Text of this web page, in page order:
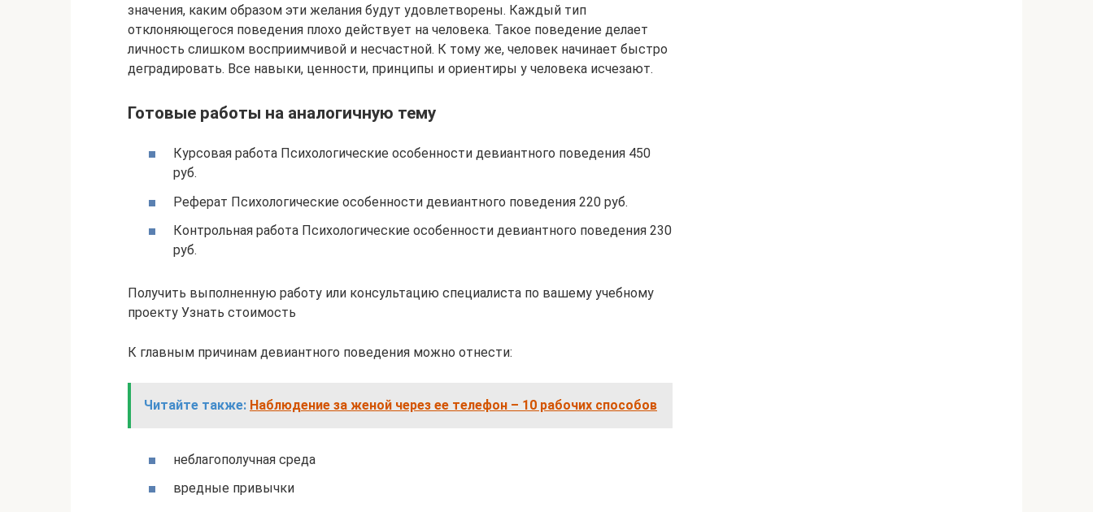
значения, каким образом эти желания будут удовлетворены. Каждый тип
отклоняющегося поведения плохо действует на человека. Такое поведение делает
личность слишком восприимчивой и несчастной. К тому же, человек начинает быстро
деградировать. Все навыки, ценности, принципы и ориентиры у человека исчезают.
Готовые работы на аналогичную тему
Курсовая работа Психологические особенности девиантного поведения 450
руб.
Реферат Психологические особенности девиантного поведения 220 руб.
Контрольная работа Психологические особенности девиантного поведения 230
руб.
Получить выполненную работу или консультацию специалиста по вашему учебному
проекту Узнать стоимость
К главным причинам девиантного поведения можно отнести:
Читайте также: Наблюдение за женой через ее телефон – 10 рабочих способов
неблагополучная среда
вредные привычки